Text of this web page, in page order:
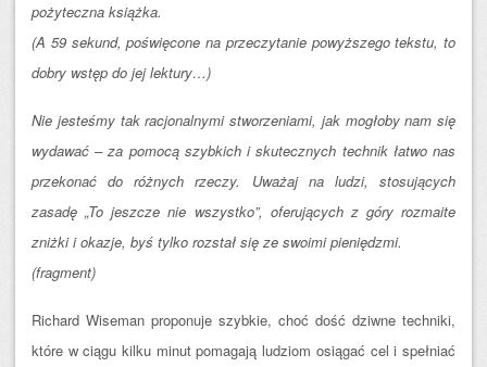
pożyteczna książka.
(A 59 sekund, poświęcone na przeczytanie powyższego tekstu, to
dobry wstęp do jej lektury…)
Nie jesteśmy tak racjonalnymi stworzeniami, jak mogłoby nam się
wydawać – za pomocą szybkich i skutecznych technik łatwo nas
przekonać do różnych rzeczy. Uważaj na ludzi, stosujących
zasadę „To jeszcze nie wszystko”, oferujących z góry rozmaite
zniżki i okazje, byś tylko rozstał się ze swoimi pieniędzmi.
(fragment)
Richard Wiseman proponuje szybkie, choć dość dziwne techniki,
które w ciągu kilku minut pomagają ludziom osiągać cel i spełniać